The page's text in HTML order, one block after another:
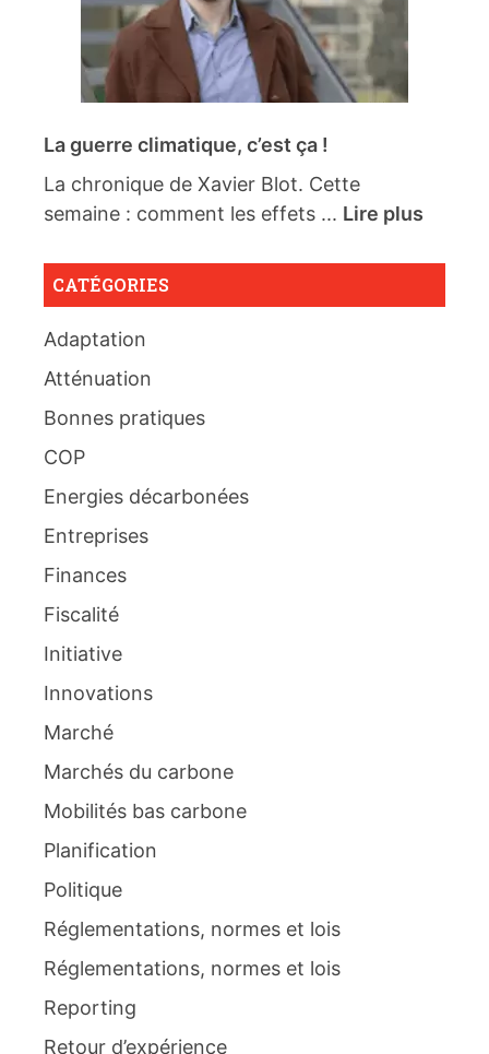
La guerre climatique, c’est ça !
La chronique de Xavier Blot. Cette
semaine : comment les effets ... Lire plus
CATÉGORIES
Adaptation
Atténuation
Bonnes pratiques
COP
Energies décarbonées
Entreprises
Finances
Fiscalité
Initiative
Innovations
Marché
Marchés du carbone
Mobilités bas carbone
Planification
Politique
Réglementations, normes et lois
Réglementations, normes et lois
Reporting
Retour d’expérience